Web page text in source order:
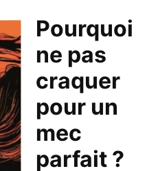
Pourquoi
ne pas
craquer
pour un
mec
parfait ?